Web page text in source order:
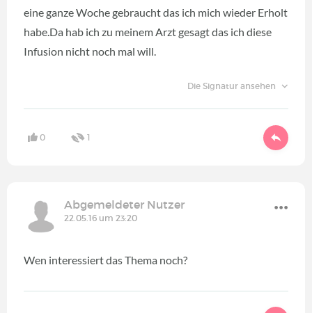
eine ganze Woche gebraucht das ich mich wieder Erholt
habe.Da hab ich zu meinem Arzt gesagt das ich diese
Infusion nicht noch mal will.
Die Signatur ansehen
0 1
Abgemeldeter Nutzer
22.05.16 um 23:20
Wen interessiert das Thema noch?